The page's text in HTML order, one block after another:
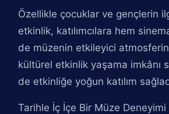
Özellikle çocuklar ve gençlerin
etkinlik, katılımcılara hem
de müzenin etkileyici
kültürel etkinlik yaşama imkânı
de etkinliğe yoğun katılım
Tarihle İç İçe Bir Müze Deneyimi